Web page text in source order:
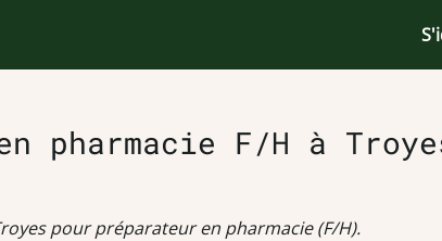
pharmacie F/H à
pour préparateur en pharmacie (F/H).